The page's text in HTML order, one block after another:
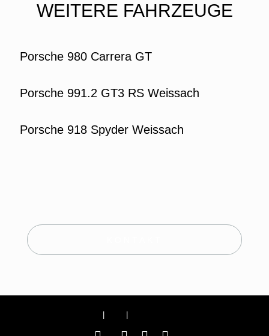
WEITERE FAHRZEUGE
Porsche 980 Carrera GT
Porsche 991.2 GT3 RS Weissach
Porsche 918 Spyder Weissach